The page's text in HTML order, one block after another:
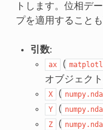
トします。位相デ
プを適用することも
引数:
ax (
オブジェクト
X (
Y (
Z (